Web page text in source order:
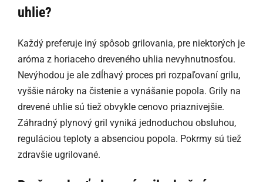
uhlie?
Každý preferuje iný spôsob grilovania, pre niektorých je
aróma z horiaceho dreveného uhlia nevyhnutnosťou.
Nevýhodou je ale zdĺhavý proces pri rozpaľovaní grilu,
vyššie nároky na čistenie a vynášanie popola. Grily na
drevené uhlie sú tiež obvykle cenovo priaznivejšie.
Záhradný plynový gril vyniká jednoduchou obsluhou,
reguláciou teploty a absenciou popola. Pokrmy sú tiež
zdravšie ugrilované.